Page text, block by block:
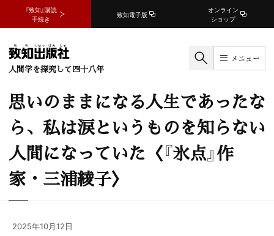
『致知』購読
手続き
致知電子版
オンライン
ショップ
人間学を探究して四十八年
メニュー
思いのままになる人生であったな
ら、私は涙というものを知らない
人間になっていた〈『氷点』作
家・三浦綾子〉
2025年10月12日